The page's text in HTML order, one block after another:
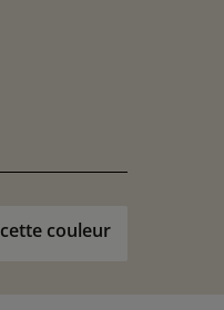
couleur